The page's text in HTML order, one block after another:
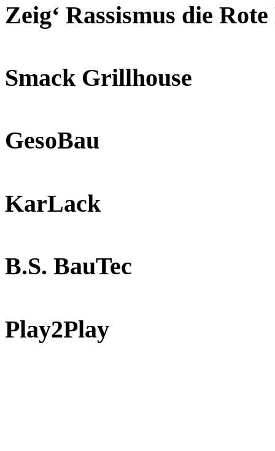
Zeig‘ Rassismus die
Smack Grillhouse
GesoBau
KarLack
B.S. BauTec
Play2Play